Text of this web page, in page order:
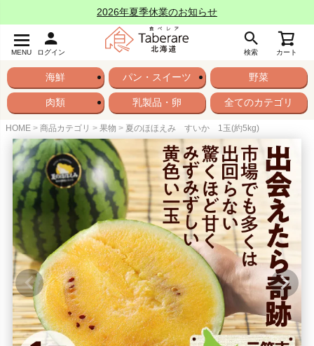
2026年夏季休業のお知らせ
MENU ログイン 検索 カート
海鮮 パン・スイーツ 野菜
肉類 乳製品・卵 全てのカテゴリ
HOME 商品カテゴリ 果物 夏のほほえみ すいか 1玉(約5kg)